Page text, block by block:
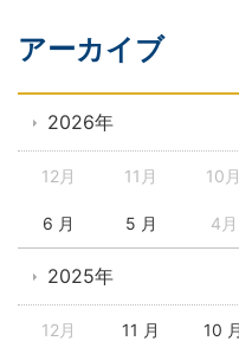
アーカイブ
2026年
12月 11月 10月
6 月 5 月 4月
2025年
12月 11 月 10 月